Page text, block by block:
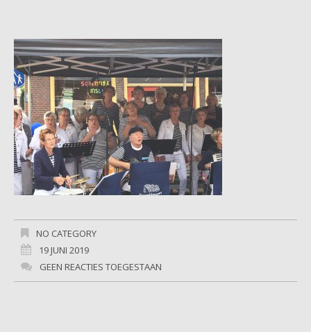
NO CATEGORY
19 JUNI 2019
GEEN REACTIES TOEGESTAAN